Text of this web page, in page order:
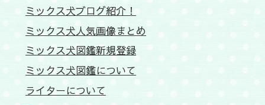
ミックス犬ブログ紹介！
ミックス犬人気画像まとめ
ミックス犬図鑑新規登録
ミックス犬図鑑について
ライターについて